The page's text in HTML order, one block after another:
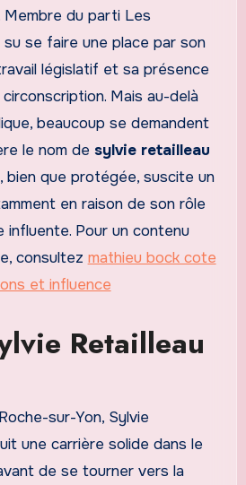
Membre du parti Les
su se faire une place par son
législatif et sa présence
Mais au-delà
beaucoup se demandent
le nom de sylvie retailleau
bien que protégée, suscite un
en raison de son rôle
influente. Pour un contenu
consultez mathieu bock cote
et influence
Retailleau
sur-Yon, Sylvie
une carrière solide dans le
de se tourner vers la